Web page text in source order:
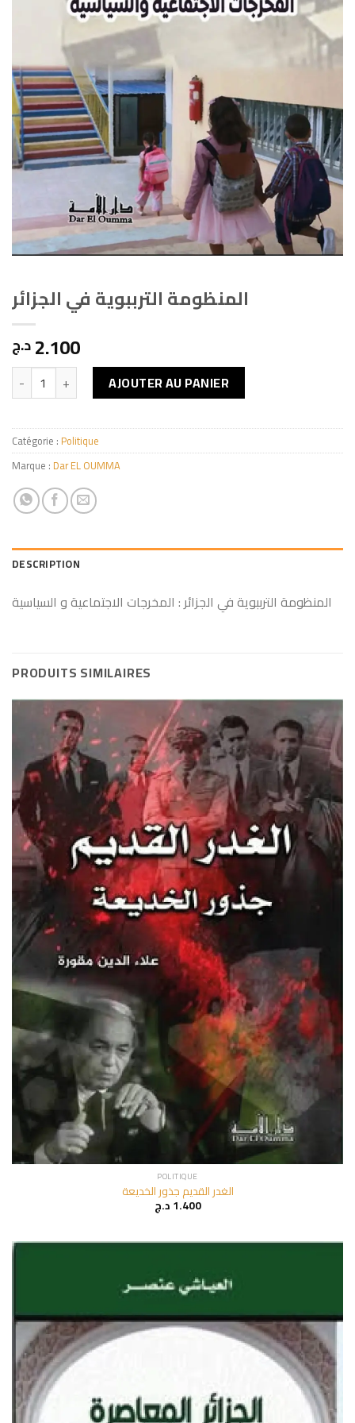
المنظومة الترببوية في الجزائر
2.100د.ج
quantité de المنظومة الترببوية في الجزائر
AJOUTER AU PANIER
Catégorie : Politique
Marque : Dar EL OUMMA
DESCRIPTION
المنظومة الترببوية في الجزائر : المخرجات الاجتماعية و السياسية
PRODUITS SIMILAIRES
POLITIQUE
الغدر القديم جذور الخديعة
1.400د.ج